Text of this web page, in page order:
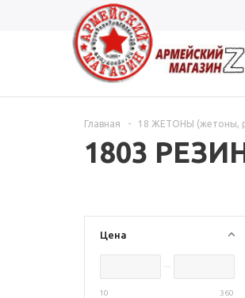
Главная - 18 ЖЕТОНЫ (жетоны,
1803
Цена
10 360